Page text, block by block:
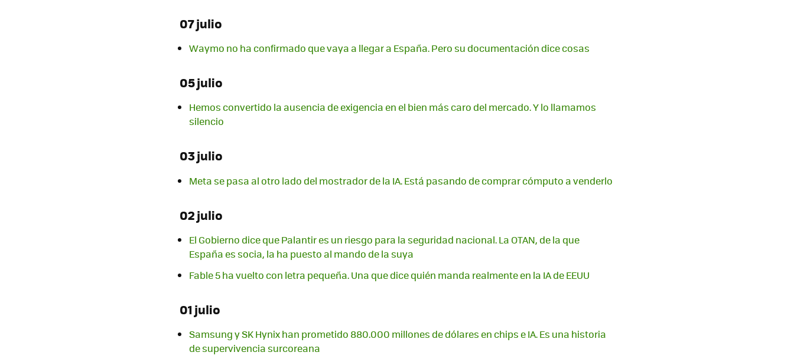
07 julio
Waymo no ha confirmado que vaya a llegar a España. Pero su documentación dice cosas
05 julio
Hemos convertido la ausencia de exigencia en el bien más caro del mercado. Y lo llamamos
silencio
03 julio
Meta se pasa al otro lado del mostrador de la IA. Está pasando de comprar cómputo a venderlo
02 julio
El Gobierno dice que Palantir es un riesgo para la seguridad nacional. La OTAN, de la que
España es socia, la ha puesto al mando de la suya
Fable 5 ha vuelto con letra pequeña. Una que dice quién manda realmente en la IA de EEUU
01 julio
Samsung y SK Hynix han prometido 880.000 millones de dólares en chips e IA. Es una historia
de supervivencia surcoreana